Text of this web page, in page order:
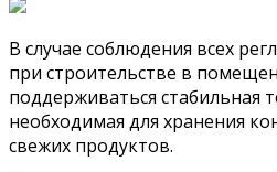
В случае соблюдения всех
при строительстве в
поддерживаться стабильная
необходимая для хранения
свежих продуктов.